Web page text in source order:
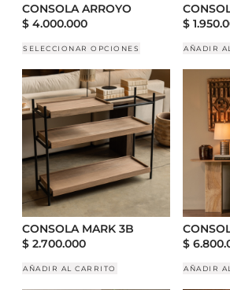
CONSOLA ARROYO
$ 4.000.000
SELECCIONAR OPCIONES
$
AÑADIR
CONSOLA MARK 3B
$ 2.700.000
AÑADIR AL CARRITO
$
AÑADIR